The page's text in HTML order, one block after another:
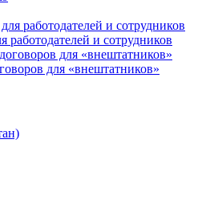
работодателей и сотрудников
для «внештатников»